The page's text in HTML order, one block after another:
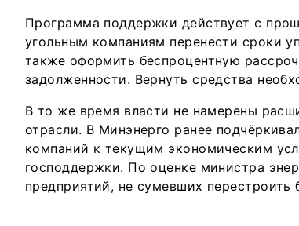
Программа поддержки действует с
угольным компаниям перенести сроки
также оформить беспроцентную
задолженности. Вернуть средства
В то же время власти не намерены
отрасли. В Минэнерго ранее
компаний к текущим экономическим
господдержки. По оценке министра
предприятий, не сумевших перестроить